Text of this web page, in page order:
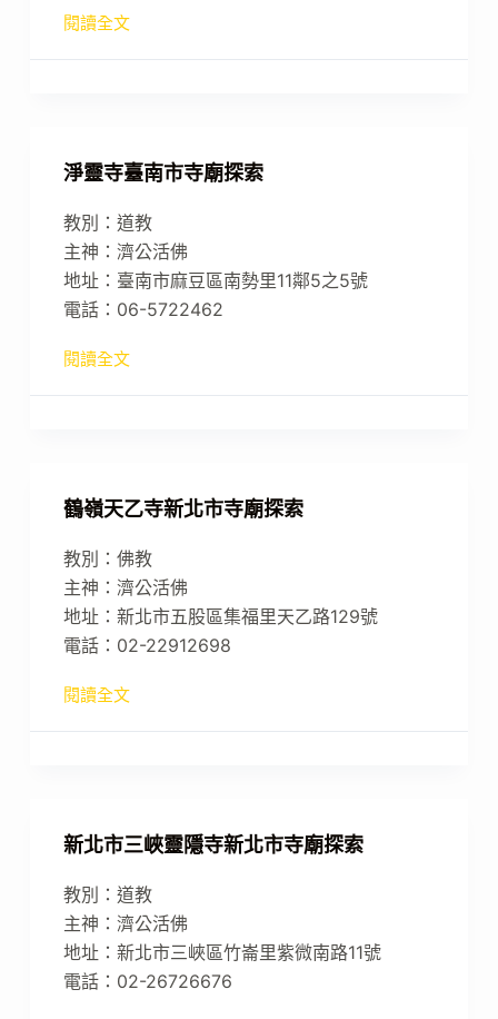
閱讀全文
淨靈寺臺南市寺廟探索
教別：道教
主神：濟公活佛
地址：臺南市麻豆區南勢里11鄰5之5號
電話：06-5722462
閱讀全文
鶴嶺天乙寺新北市寺廟探索
教別：佛教
主神：濟公活佛
地址：新北市五股區集福里天乙路129號
電話：02-22912698
閱讀全文
新北市三峽靈隱寺新北市寺廟探索
教別：道教
主神：濟公活佛
地址：新北市三峽區竹崙里紫微南路11號
電話：02-26726676